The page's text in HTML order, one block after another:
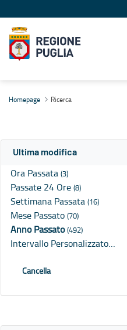
Homepage Ricerca
Ultima modifica
Ora Passata (3)
Passate 24 Ore (8)
Settimana Passata (16)
Mese Passato (70)
Anno Passato(492)
Intervallo Personalizzato…
Cancella